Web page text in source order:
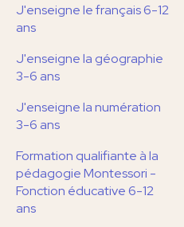
J'enseigne le français 6-12
ans
J'enseigne la géographie
3-6 ans
J'enseigne la numération
3-6 ans
Formation qualifiante à la
pédagogie Montessori -
Fonction éducative 6-12
ans